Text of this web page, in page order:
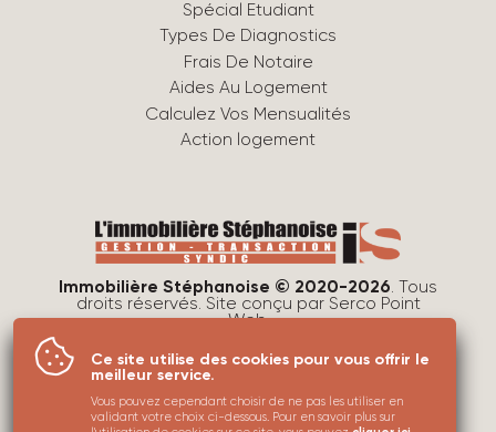
Spécial Etudiant
Types De Diagnostics
Frais De Notaire
Aides Au Logement
Calculez Vos Mensualités
Action logement
Immobilière Stéphanoise © 2020-2026. Tous
droits réservés. Site conçu par Serco Point
Web.
Protection des données
Utilisations des cookies
Plan du site
Ce site utilise des cookies pour vous offrir le
meilleur service.
Vous pouvez cependant choisir de ne pas les utiliser en
validant votre choix ci-dessous. Pour en savoir plus sur